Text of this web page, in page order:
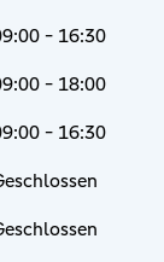
- 16:30
- 18:00
- 16:30